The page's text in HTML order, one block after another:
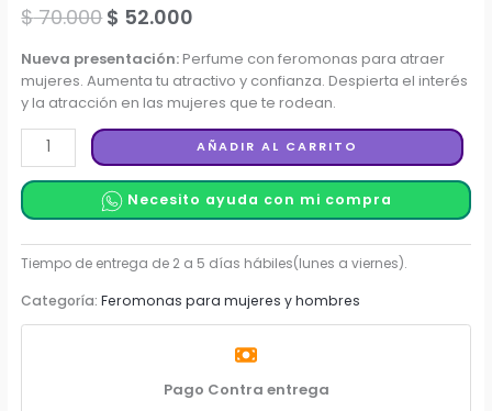
$70.000Original
price
was:
$ 70.000.
$ 52.000
price
is:
$ 52.000.
Nueva presentación:Perfume con feromonas para atraer
mujeres. Aumenta tu atractivo y confianza. Despierta el interés
y la atracción en las mujeres que te rodean.
Perfume
con
Feromonas
para
Hombre
ml
-
AÑADIR AL CARRITO
Necesito ayuda con mi compra
Categoría:Feromonas para mujeres y hombres
Pago Contra entrega